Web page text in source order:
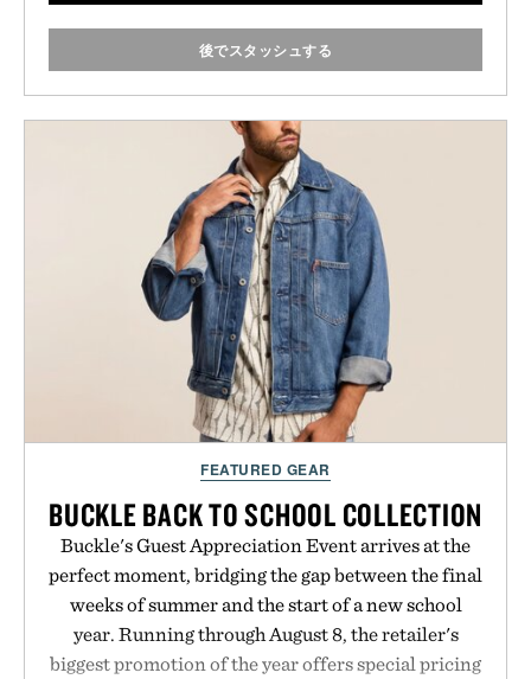
後でスタッシュする
FEATURED GEAR
BUCKLE BACK TO SCHOOL COLLECTION
Buckle's Guest Appreciation Event arrives at the
perfect moment, bridging the gap between the final
weeks of summer and the start of a new school
year. Running through August 8, the retailer's
biggest promotion of the year offers special pricing